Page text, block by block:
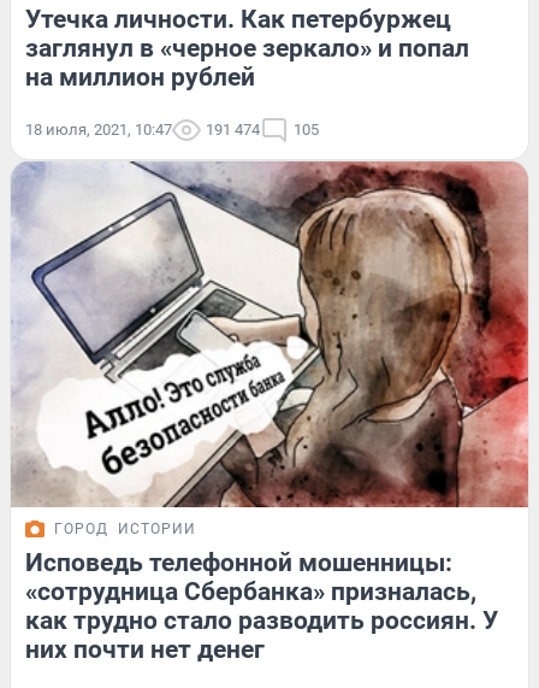
Утечка личности. Как петербуржец
заглянул в «черное зеркало» и попал
на миллион рублей
18 июля, 2021, 10:47 191 474 105
ГОРОД ИСТОРИИ
Исповедь телефонной мошенницы:
«сотрудница Сбербанка» призналась,
как трудно стало разводить россиян. У
них почти нет денег